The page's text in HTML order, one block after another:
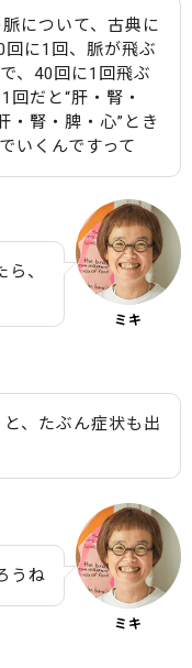
について、古典に
に1回、脈が飛ぶ
、40回に1回飛ぶ
回だと“肝・腎・
・腎・脾・心”とき
いくんですって
、
ミキ
、たぶん症状も出
うね
ミキ